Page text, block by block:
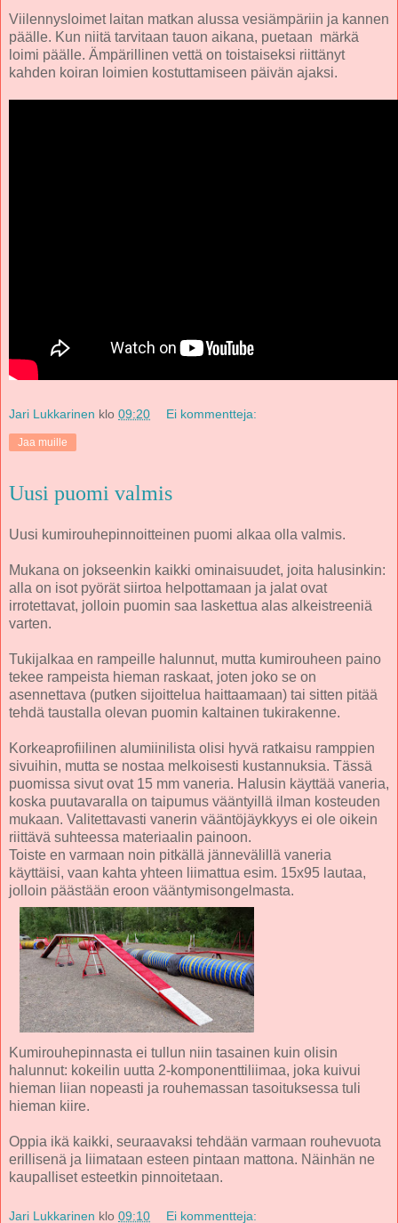
Viilennysloimet laitan matkan alussa vesiämpäriin ja kannen
päälle. Kun niitä tarvitaan tauon aikana, puetaan märkä
loimi päälle. Ämpärillinen vettä on toistaiseksi riittänyt
kahden koiran loimien kostuttamiseen päivän ajaksi.
Jari Lukkarinen klo 09:20 Ei kommentteja:
Jaa muille
Uusi puomi valmis
Uusi kumirouhepinnoitteinen puomi alkaa olla valmis.
Mukana on jokseenkin kaikki ominaisuudet, joita halusinkin:
alla on isot pyörät siirtoa helpottamaan ja jalat ovat
irrotettavat, jolloin puomin saa laskettua alas alkeistreeniä
varten.
Tukijalkaa en rampeille halunnut, mutta kumirouheen paino
tekee rampeista hieman raskaat, joten joko se on
asennettava (putken sijoittelua haittaamaan) tai sitten pitää
tehdä taustalla olevan puomin kaltainen tukirakenne.
Korkeaprofiilinen alumiinilista olisi hyvä ratkaisu ramppien
sivuihin, mutta se nostaa melkoisesti kustannuksia. Tässä
puomissa sivut ovat 15 mm vaneria. Halusin käyttää vaneria,
koska puutavaralla on taipumus vääntyillä ilman kosteuden
mukaan. Valitettavasti vanerin vääntöjäykkyys ei ole oikein
riittävä suhteessa materiaalin painoon.
Toiste en varmaan noin pitkällä jännevälillä vaneria
käyttäisi, vaan kahta yhteen liimattua esim. 15x95 lautaa,
jolloin päästään eroon vääntymisongelmasta.
Kumirouhepinnasta ei tullun niin tasainen kuin olisin
halunnut: kokeilin uutta 2-komponenttiliimaa, joka kuivui
hieman liian nopeasti ja rouhemassan tasoituksessa tuli
hieman kiire.
Oppia ikä kaikki, seuraavaksi tehdään varmaan rouhevuota
erillisenä ja liimataan esteen pintaan mattona. Näinhän ne
kaupalliset esteetkin pinnoitetaan.
Jari Lukkarinen klo 09:10 Ei kommentteja: